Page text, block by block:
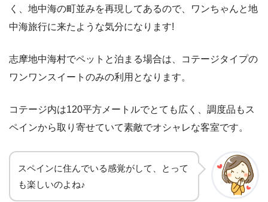
く、地中海の町並みを再現してあるので、ワンちゃんと地
中海旅行に来たような気分になります!
志摩地中海村でペットと泊まる場合は、コテージタイプの
ワンワンスイートのみの利用となります。
コテージ内は120平方メートルでとても広く、調度品もス
ペインから取り寄せていて素敵でオシャレな客室です。
スペインに住んでいる感覚がして、とって
も楽しいのよね♪